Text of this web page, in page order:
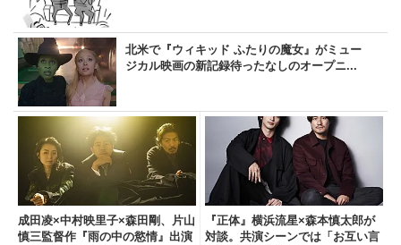
北米で『ウィキッド ふたりの魔女』がミュー
ジカル映画の新記録待ったなしのオープニ...
成田凌×中村映里子×森田剛、片山
慎三監督作『雨の中の慾情』出演
『正体』横浜流星×森本慎太郎が
対談。共演シーンでは「お互い言